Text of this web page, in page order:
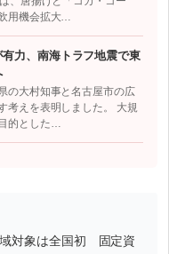
用機会拡大…
力、南海トラフ地震で東
の大村知事と名古屋市の広
考えを表明しました。 大規
的とした…
対象は全国初 固定資